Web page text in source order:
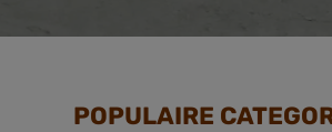
POPULAIRE